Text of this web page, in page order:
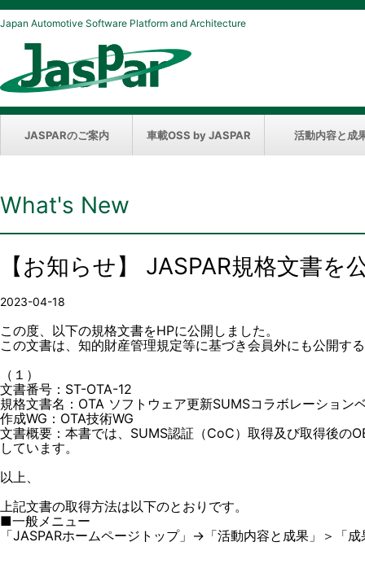
Japan Automotive Software Platform and Architecture
JASPARのご案内 車載OSS by JASPAR 活動内容と成
What's New
【お知らせ】 JASPAR規格文書を
2023-04-18
この度、以下の規格文書をHPに公開しました。
この文書は、知的財産管理規定等に基づき会員外にも公開す
（１）
文書番号：ST-OTA-12
規格文書名：OTA ソフトウェア更新SUMSコラボレーション
作成WG：OTA技術WG
文書概要：本書では、SUMS認証（CoC）取得及び取得後の
しています。
以上、
上記文書の取得方法は以下のとおりです。
■一般メニュー
「JASPARホームページトップ」→「活動内容と成果」＞「